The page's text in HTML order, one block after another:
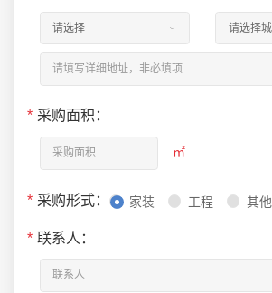
* 采购面积：
㎡
* 采购形式： 家装 工程 其他
* 联系人：